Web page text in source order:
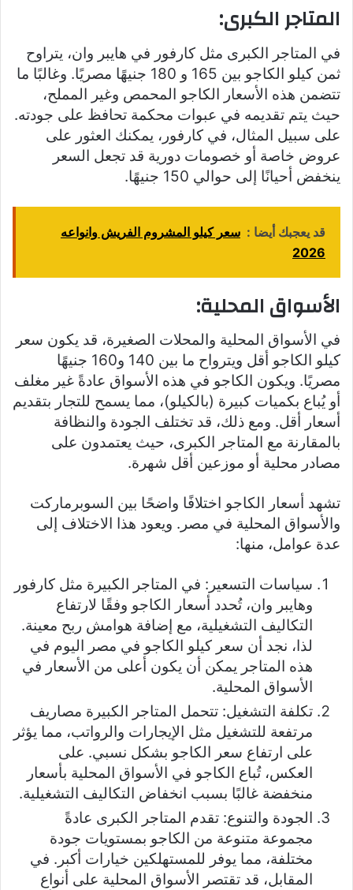
المتاجر الكبرى:
في المتاجر الكبرى مثل كارفور في هايبر وان، يتراوح
ثمن كيلو الكاجو بين 165 و 180 جنيهًا مصريًا. وغالبًا ما
تتضمن هذه الأسعار الكاجو المحمص وغير المملح،
حيث يتم تقديمه في عبوات محكمة تحافظ على جودته.
على سبيل المثال، في كارفور، يمكنك العثور على
عروض خاصة أو خصومات دورية قد تجعل السعر
ينخفض أحيانًا إلى حوالي 150 جنيهًا.
قد يعجبك أيضا : سعر كيلو المشروم الفريش وانواعه
2026
الأسواق المحلية:
في الأسواق المحلية والمحلات الصغيرة، قد يكون سعر
كيلو الكاجو أقل ويترواح ما بين 140 و160 جنيهًا
مصريًا. ويكون الكاجو في هذه الأسواق عادةً غير مغلف
أو يُباع بكميات كبيرة (بالكيلو)، مما يسمح للتجار بتقديم
أسعار أقل. ومع ذلك، قد تختلف الجودة والنظافة
بالمقارنة مع المتاجر الكبرى، حيث يعتمدون على
مصادر محلية أو موزعين أقل شهرة.
تشهد أسعار الكاجو اختلافًا واضحًا بين السوبرماركت
والأسواق المحلية في مصر. ويعود هذا الاختلاف إلى
عدة عوامل، منها:
سياسات التسعير: في المتاجر الكبيرة مثل كارفور
وهايبر وان، تُحدد أسعار الكاجو وفقًا لارتفاع
التكاليف التشغيلية، مع إضافة هوامش ربح معينة.
لذا، نجد أن سعر كيلو الكاجو في مصر اليوم في
هذه المتاجر يمكن أن يكون أعلى من الأسعار في
الأسواق المحلية.
تكلفة التشغيل: تتحمل المتاجر الكبيرة مصاريف
مرتفعة للتشغيل مثل الإيجارات والرواتب، مما يؤثر
على ارتفاع سعر الكاجو بشكل نسبي. على
العكس، تُباع الكاجو في الأسواق المحلية بأسعار
منخفضة غالبًا بسبب انخفاض التكاليف التشغيلية.
الجودة والتنوع: تقدم المتاجر الكبرى عادةً
مجموعة متنوعة من الكاجو بمستويات جودة
مختلفة، مما يوفر للمستهلكين خيارات أكبر. في
المقابل، قد تقتصر الأسواق المحلية على أنواع